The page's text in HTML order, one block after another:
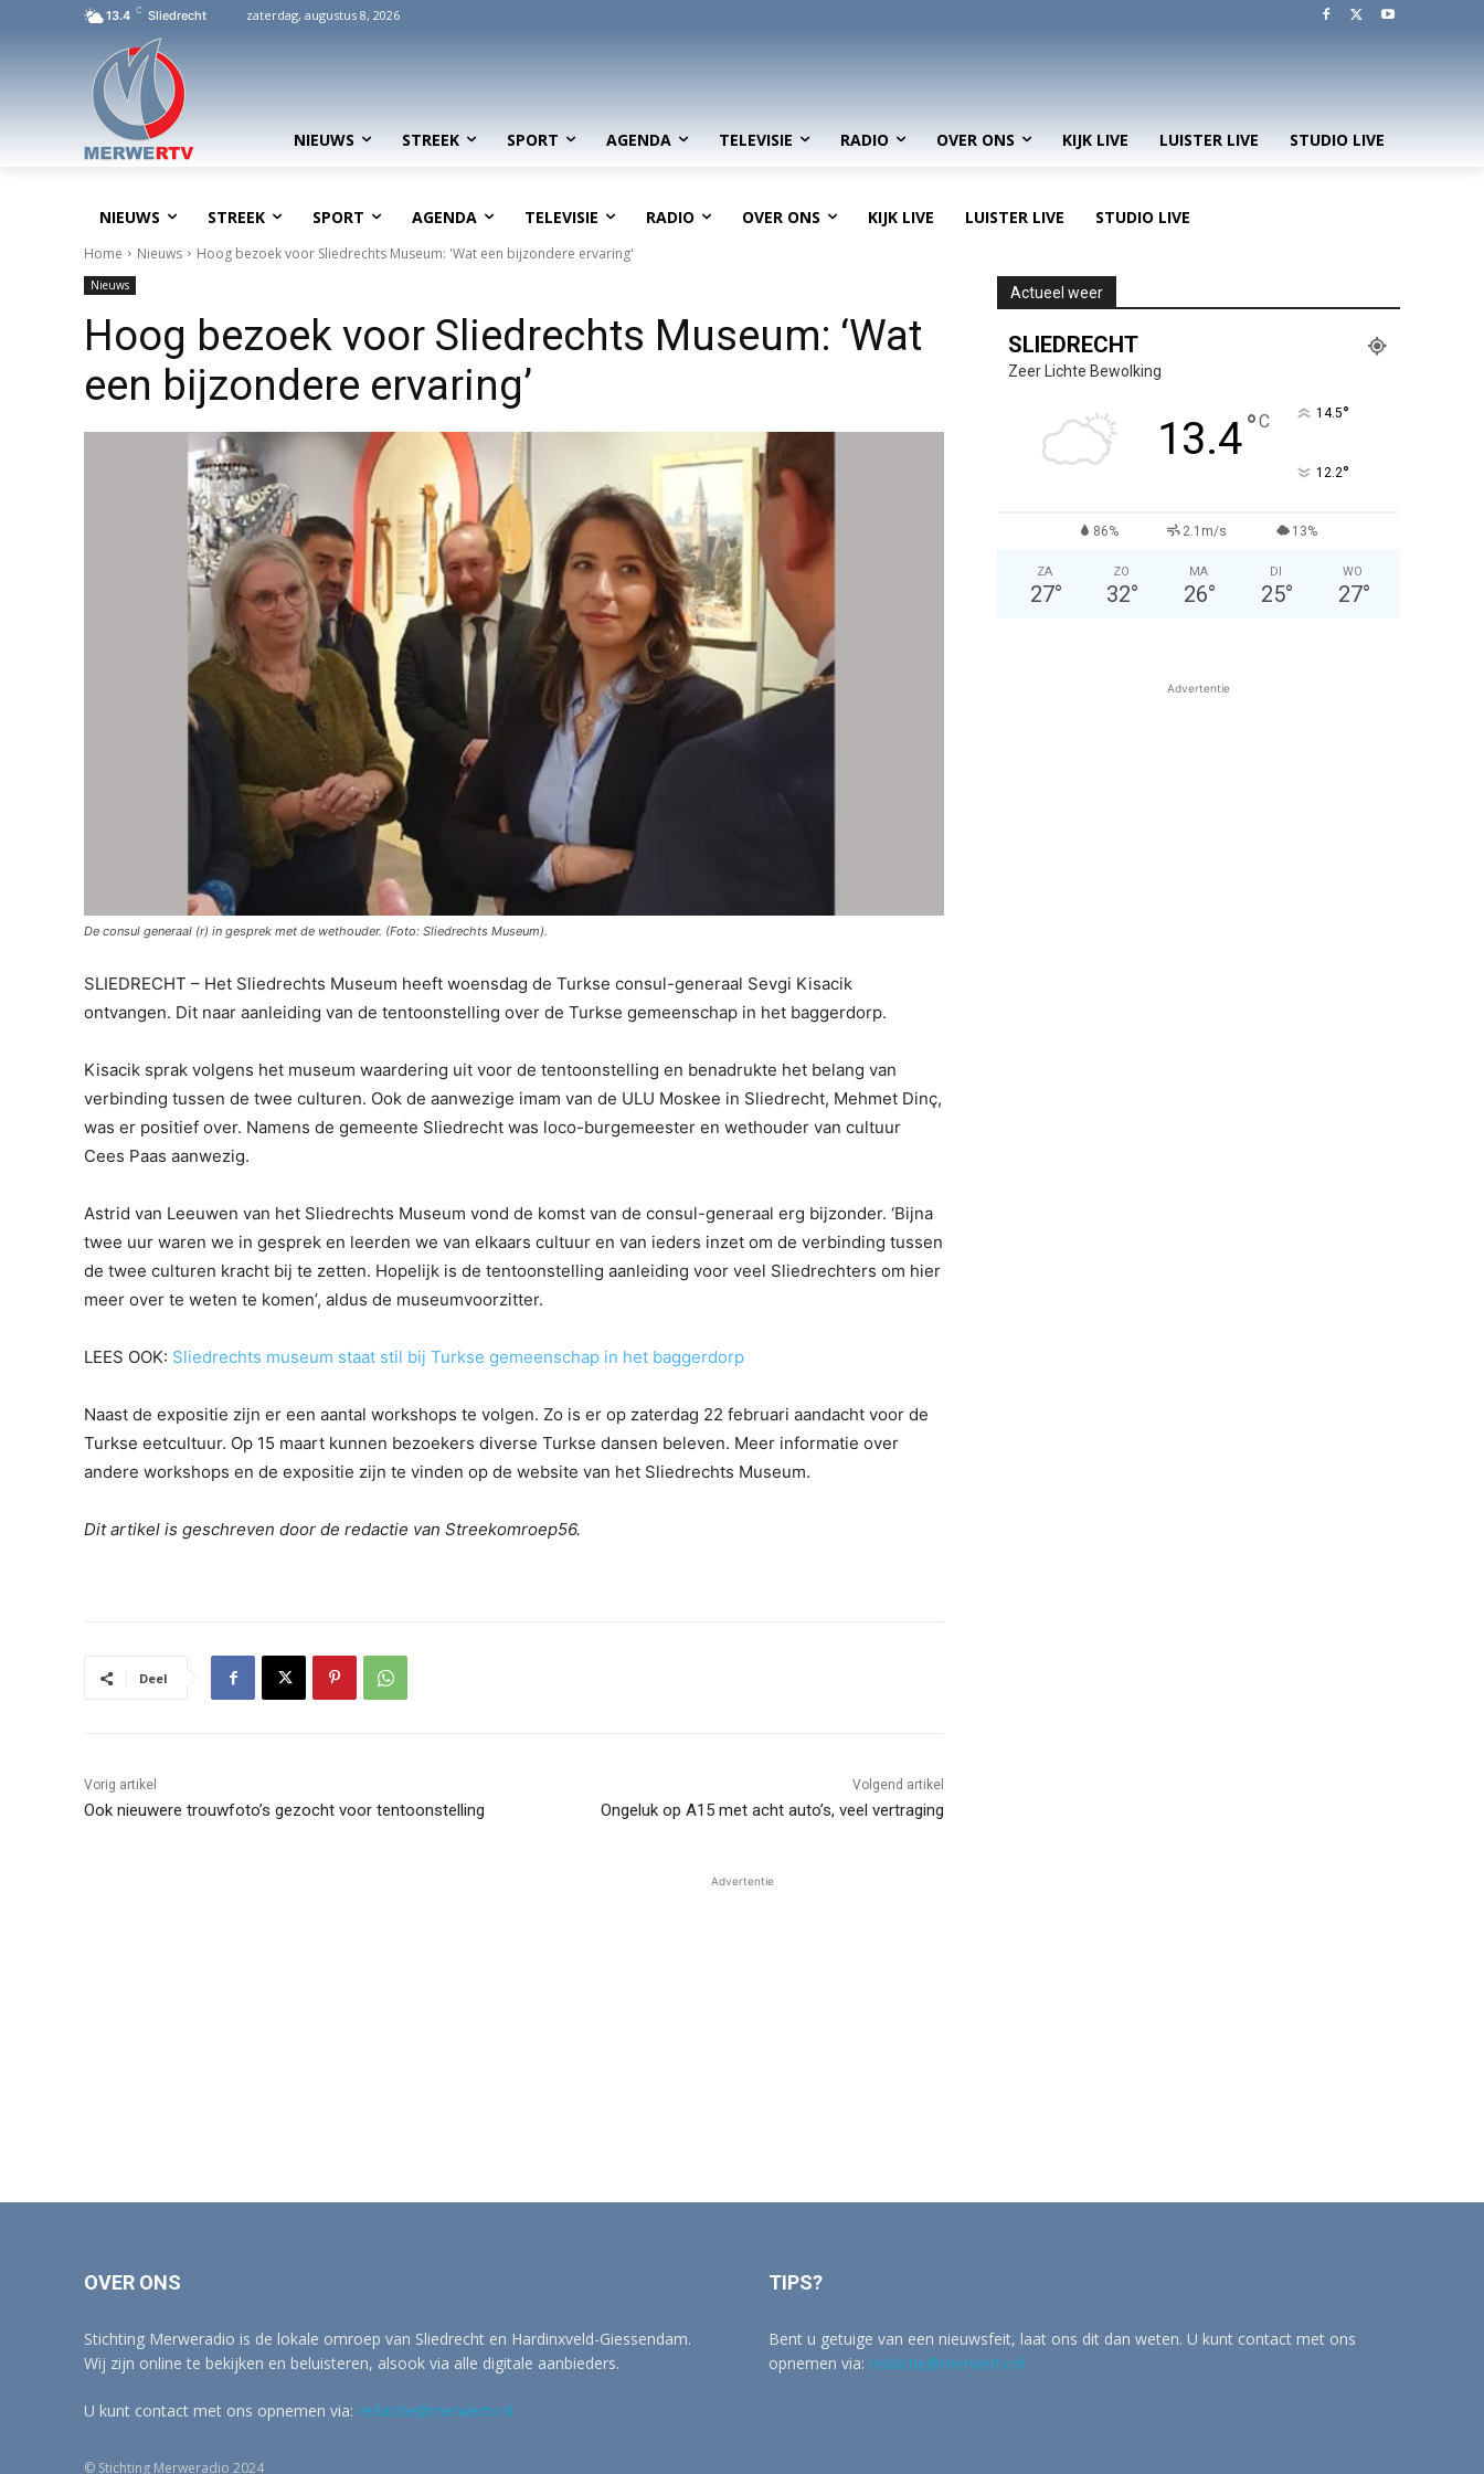
13.4 C Sliedrecht zaterdag, augustus 8, 2026
NIEUWS STREEK SPORT AGENDA TELEVISIE RADIO OVER ONS KIJK LIVE LUISTER LIVE STUDIO LIVE
NIEUWS STREEK SPORT AGENDA TELEVISIE RADIO OVER ONS KIJK LIVE LUISTER LIVE STUDIO LIVE
Home Nieuws Hoog bezoek voor Sliedrechts Museum: 'Wat een bijzondere ervaring'
Nieuws
Hoog bezoek voor Sliedrechts Museum: ‘Wat
een bijzondere ervaring’
De consul generaal (r) in gesprek met de wethouder. (Foto: Sliedrechts Museum).
SLIEDRECHT – Het Sliedrechts Museum heeft woensdag de Turkse consul-generaal Sevgi Kisacik
ontvangen. Dit naar aanleiding van de tentoonstelling over de Turkse gemeenschap in het baggerdorp.
Kisacik sprak volgens het museum waardering uit voor de tentoonstelling en benadrukte het belang van
verbinding tussen de twee culturen. Ook de aanwezige imam van de ULU Moskee in Sliedrecht, Mehmet Dinç,
was er positief over. Namens de gemeente Sliedrecht was loco-burgemeester en wethouder van cultuur
Cees Paas aanwezig.
Astrid van Leeuwen van het Sliedrechts Museum vond de komst van de consul-generaal erg bijzonder. ‘Bijna
twee uur waren we in gesprek en leerden we van elkaars cultuur en van ieders inzet om de verbinding tussen
de twee culturen kracht bij te zetten. Hopelijk is de tentoonstelling aanleiding voor veel Sliedrechters om hier
meer over te weten te komen’, aldus de museumvoorzitter.
LEES OOK: Sliedrechts museum staat stil bij Turkse gemeenschap in het baggerdorp
Naast de expositie zijn er een aantal workshops te volgen. Zo is er op zaterdag 22 februari aandacht voor de
Turkse eetcultuur. Op 15 maart kunnen bezoekers diverse Turkse dansen beleven. Meer informatie over
andere workshops en de expositie zijn te vinden op de website van het Sliedrechts Museum.
Dit artikel is geschreven door de redactie van Streekomroep56.
Deel
Vorig artikel
Ook nieuwere trouwfoto’s gezocht voor tentoonstelling
Volgend artikel
Ongeluk op A15 met acht auto’s, veel vertraging
Actueel weer
SLIEDRECHT
Zeer Lichte Bewolking
13.4°C 14.5°
12.2°
86% 2.1m/s 13%
ZA
27°
ZO
32°
MA
26°
DI
25°
WO
27°
Advertentie
Advertentie
OVER ONS
Stichting Merweradio is de lokale omroep van Sliedrecht en Hardinxveld-Giessendam.
Wij zijn online te bekijken en beluisteren, alsook via alle digitale aanbieders.
U kunt contact met ons opnemen via: redactie@merwertv.nl
TIPS?
Bent u getuige van een nieuwsfeit, laat ons dit dan weten. U kunt contact met ons
opnemen via: redactie@merwertv.nl
© Stichting Merweradio 2024